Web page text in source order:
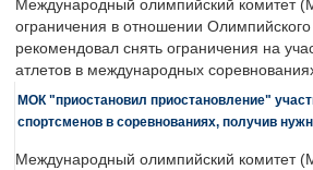
Международный олимпийский комитет
ограничения в отношении
рекомендовал снять ограничения на
атлетов в международных
МОК "приостановил приостановление"
спортсменов в соревнованиях, получив
Международный олимпийский комитет